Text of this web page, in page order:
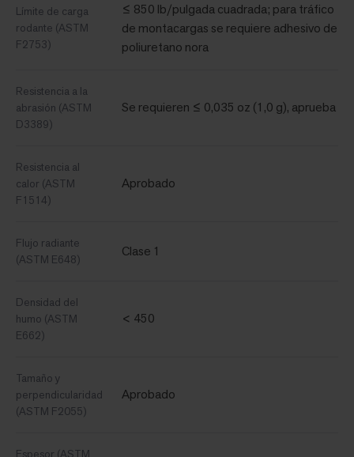
Límite de carga
rodante (ASTM
F2753)
≤ 850 lb/pulgada cuadrada; para tráfico
de montacargas se requiere adhesivo de
poliuretano nora
Resistencia a la
abrasión (ASTM
D3389)
Se requieren ≤ 0,035 oz (1,0 g), aprueba
Resistencia al
calor (ASTM
F1514)
Aprobado
Flujo radiante
(ASTM E648)
Clase 1
Densidad del
humo (ASTM
E662)
< 450
Tamaño y
perpendicularidad
(ASTM F2055)
Aprobado
Espesor (ASTM